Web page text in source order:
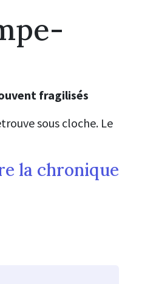
fragilisés
sous cloche. Le
la chronique